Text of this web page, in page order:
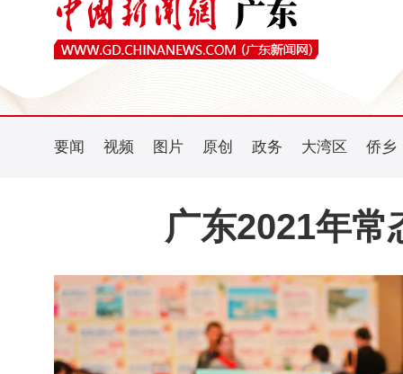
要闻 视频 图片 原创 政务 大湾区 侨乡
广东2021年常